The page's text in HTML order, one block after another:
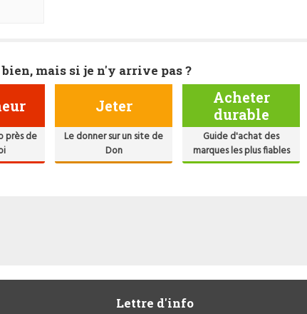
bien, mais si je n'y arrive pas ?
près de
Jeter
Le donner sur un site de
Don
Acheter
durable
Guide d'achat des
marques les plus fiables
Lettre d'info